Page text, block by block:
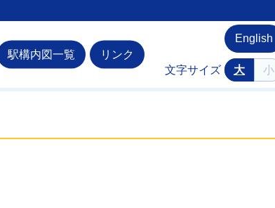
駅構内図一覧 リンク
English
文字サイズ 大 小